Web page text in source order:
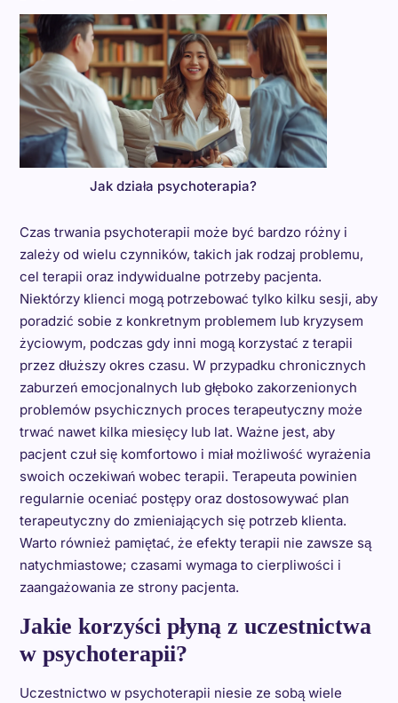
Jak działa psychoterapia?
Czas trwania psychoterapii może być bardzo różny i
zależy od wielu czynników, takich jak rodzaj problemu,
cel terapii oraz indywidualne potrzeby pacjenta.
Niektórzy klienci mogą potrzebować tylko kilku sesji, aby
poradzić sobie z konkretnym problemem lub kryzysem
życiowym, podczas gdy inni mogą korzystać z terapii
przez dłuższy okres czasu. W przypadku chronicznych
zaburzeń emocjonalnych lub głęboko zakorzenionych
problemów psychicznych proces terapeutyczny może
trwać nawet kilka miesięcy lub lat. Ważne jest, aby
pacjent czuł się komfortowo i miał możliwość wyrażenia
swoich oczekiwań wobec terapii. Terapeuta powinien
regularnie oceniać postępy oraz dostosowywać plan
terapeutyczny do zmieniających się potrzeb klienta.
Warto również pamiętać, że efekty terapii nie zawsze są
natychmiastowe; czasami wymaga to cierpliwości i
zaangażowania ze strony pacjenta.
Jakie korzyści płyną z uczestnictwa
w psychoterapii?
Uczestnictwo w psychoterapii niesie ze sobą wiele